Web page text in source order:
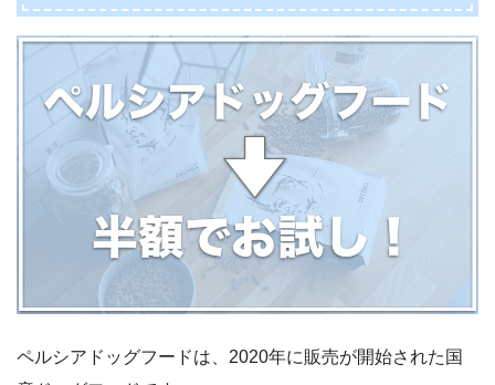
ペルシアドッグフードは、2020年に販売が開始された国